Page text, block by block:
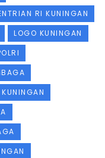
RI KUNINGAN
LOGO KUNINGAN